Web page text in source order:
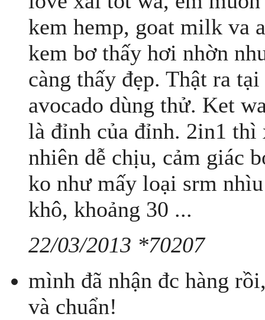
kem hemp, goat milk va
kem bơ thấy hơi nhờn
càng thấy đẹp. Thật ra
avocado dùng thử. Ket
là đỉnh của đỉnh. 2in1
nhiên dễ chịu, cảm giác
ko như mấy loại srm
khô, khoảng 30 ...
22/03/2013 *70207
mình đã nhận đc hàng
và chuẩn!